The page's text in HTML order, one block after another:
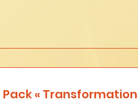
Pack « Transformation